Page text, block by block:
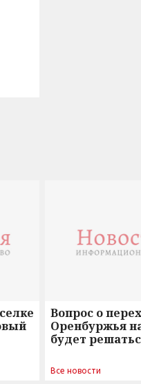
Вопрос о
Оренбуржья
будет
Все новости